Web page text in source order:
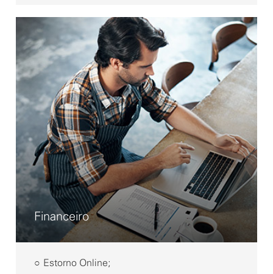
Financeiro
○ Estorno Online;